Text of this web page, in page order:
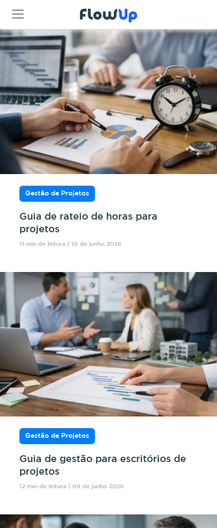
Gestão de Projetos
Guia de rateio de horas para
projetos
11 min de leitura | 10 de junho 2026
Gestão de Projetos
Guia de gestão para escritórios de
projetos
12 min de leitura | 09 de junho 2026